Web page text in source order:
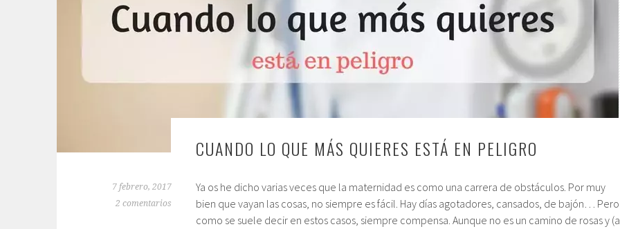
CUANDO LO QUE MÁS QUIERES ESTÁ EN PELIGRO
7 febrero, 2017
2 comentarios
Ya os he dicho varias veces que la maternidad es como una carrera de obstáculos. Por muy
bien que vayan las cosas, no siempre es fácil. Hay días agotadores, cansados, de bajón…
como se suele decir en estos casos, siempre compensa. Aunque no es un camino de rosas y